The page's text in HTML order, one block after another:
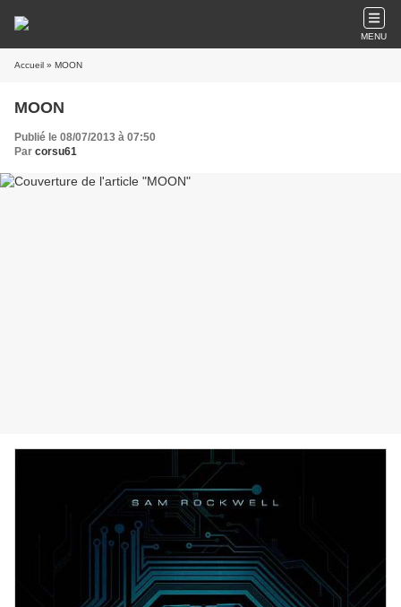
MENU
Accueil » MOON
MOON
Publié le 08/07/2013 à 07:50
Par corsu61